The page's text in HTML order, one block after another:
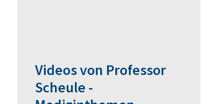
Videos von Professor
Scheule -